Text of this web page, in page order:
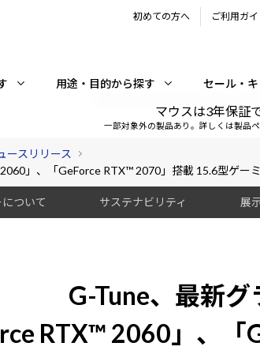
初めての方へ ご利用ガイ
用途・目的から探す セール・
マウスは3年保証
一部対象外の製品あり。詳しくは製品
ースリリース
」、「GeForce RTX™ 2070」搭載 15.6型ゲー
ついて サステナビリティ 展
G-Tune、最新
RTX™ 2060」、